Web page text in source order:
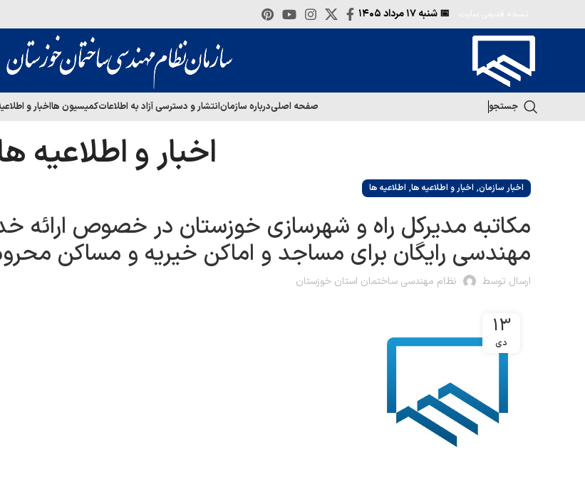
📅 شنبه
جستجو صفحه اصلیدرباره سازمانانتشار و دسترسی آزاد به اطلاعاتکمیسیون هااخبار و
اخبار و اطلاعیه
اخبار سازمان, اخبار و اطلاعیه ها, اطلاعیه ها
مکاتبه مدیرکل راه و شهرسازی خوزستان در خصوص ارائه
مهندسی رایگان برای مساجد و اماکن خیریه و مساکن
ارسال توسط نظام مهندسی ساختمان استان خوزستان
13
دی